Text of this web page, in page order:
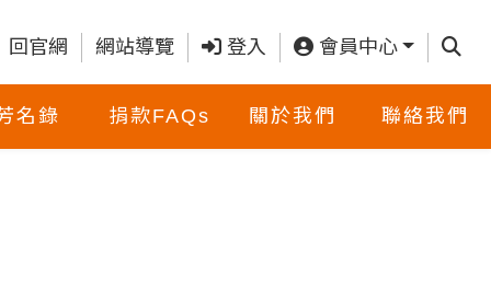
回官網 網站導覽 登入 會員中心 查詢
名錄 捐款FAQs 關於我們 聯絡我們